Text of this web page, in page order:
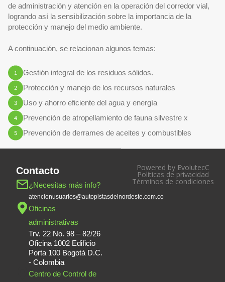
de administración y atención en la operación del corredor vial,
logrando así la sensibilización sobre la importancia de la
protección y manejo del medio ambiente.
A continuación, se relacionan algunos temas:
Gestión integral de los residuos sólidos.
Protección y manejo de los recursos naturales
Uso y ahorro eficiente del agua y energía
Prevención de atropellamiento de fauna silvestre x
Prevención de derrames de aceites y combustibles
Contacto
¿Necesitas más info?
atencionusuarios@autopistasdelnordeste.com.co
Oficinas
administrativas
Trv. 22 No. 98 – 82/26
Oficina 1002 Edificio
Porta 100 Bogotá D.C.
- Colombia
Centro de Control de
Powered by EvolutecC
Políticas de privacidad
Términos de condiciones